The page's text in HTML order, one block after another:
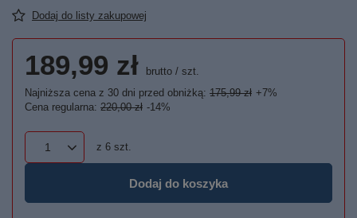
Dodaj do listy zakupowej
189,99 zł brutto / szt.
Najniższa cena z 30 dni przed obniżką: 175,99 zł +7%
Cena regularna: 220,00 zł -14%
z 6 szt.
Dodaj do koszyka